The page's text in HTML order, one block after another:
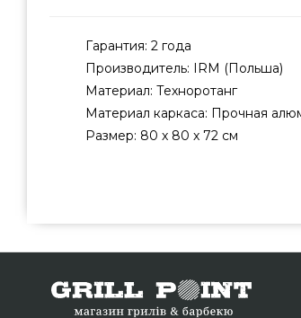
Гарантия: 2 года
Производитель: IRM (Польша)
Материал: Техноротанг
Материал каркаса: Прочная
Размер: 80 x 80 x 72 см
магазине грилей и аксессуаров
для сада в каталоге интернет
Павлоград, Черновцы, Белая Церковь